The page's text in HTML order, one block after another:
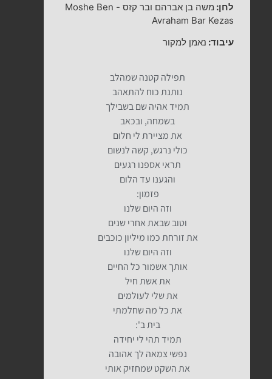
לחן: משה בן אברהם ובר קזס -
Moshe Ben
Avraham Bar Kezas
עיבוד: נאמן למקור
תפילה קטנה שמהלב
נותנת כוח להתאהב
תמיד אהיה שם בשבילך
בשמחה, ובכאב
את מציירת לי חלום
כולי נרגש, קשה לנשום
תראי אספנו רגעים
והגענו עד הלום
פזמון:
וזה היום שלנו
וטוב שבאת אחרי שנים
את זורחת כמו מיליון כוכבים
וזה היום שלנו
אותך אשמור כל החיים
את אשת חיל
את שלי לעולמים
את כל מה שחלמתי
בית ב':
תמיד תהי לי יחידה
נפשי צמאה לך אהובה
את השקט שמחזיק אותי